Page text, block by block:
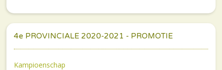
4e PROVINCIALE 2020-2021 - PROMOTIE
Kampioenschap